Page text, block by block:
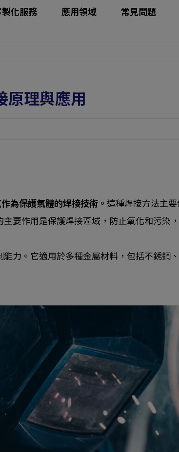
製化服務 應用領域 常見問題
原理與應用
為保護氣體的焊接技術。 這種焊接方法主
要作用是保護焊接區域，防止氧化和污染
力。它適用於多種金屬材料，包括不銹鋼